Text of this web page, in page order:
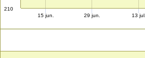
210
15 jun. 29 jun. 13 jul.